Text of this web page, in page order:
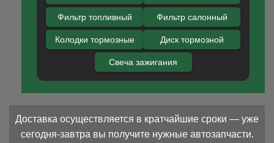
Фильтр топливный Фильтр салонный
Колодки тормозные Диск тормозной
Свеча зажигания
Доставка осуществляется в кратчайшие сроки — уже
сегодня-завтра вы получите нужные автозапчасти.